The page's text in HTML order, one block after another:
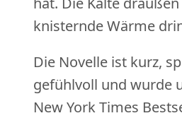
knisternde Wärme
Die Novelle ist kurz,
gefühlvoll und wurde
New York Times